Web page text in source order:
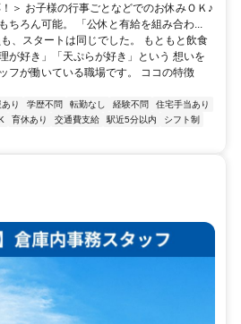
＞ お子様の行事ごとなどでのお休みＯＫ♪
ちろん可能。 「公休と有給を組み合わ...
、スタートは同じでした。 もともと飲食
が好き」「天ぷらが好き」という 想いを
フが働いている職場です。 ココの特徴
り 学歴不問 転勤なし 経験不問
住宅手当あり
育休あり 交通費支給 駅近5分以内
シフト制